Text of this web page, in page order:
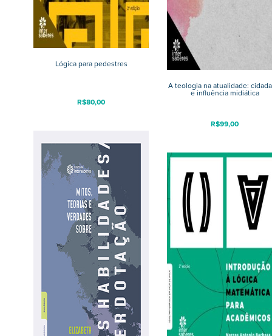
Lógica para pedestres
R$80,00
A teologia na atualidade:
e influência midiática
R$99,00